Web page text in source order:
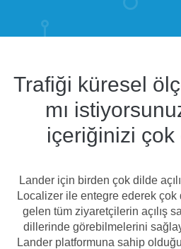
Trafiği küresel
mı
içeriğinizi çok
Lander için birden çok dilde
Localizer ile entegre ederek çok
gelen tüm ziyaretçilerin açılış
dillerinde görebilmelerini
Lander platformuna sahip